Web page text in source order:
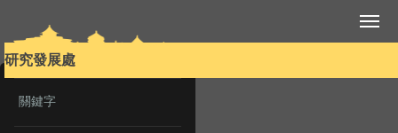
主
要
內
研究發展處